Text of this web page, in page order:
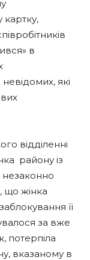
картку,
в
які
відділенні
району із
що жінка
її
за вже
потерпіла
вказаному в